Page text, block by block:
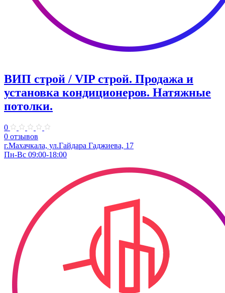
ВИП строй / VIP строй. Продажа и
установка кондиционеров. Натяжные
потолки.
0
0 отзывов
г.Махачкала, ​ул.Гайдара Гаджиева, 17
Пн-Вс 09:00-18:00